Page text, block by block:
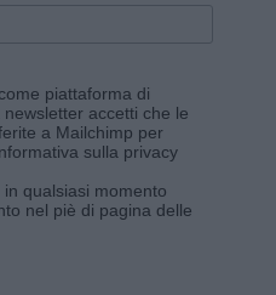
piattaforma di
accetti che le
a Mailchimp per
sulla privacy
qualsiasi momento
nel piè di pagina delle